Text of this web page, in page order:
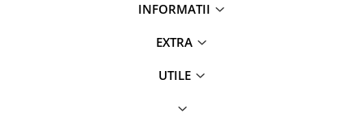
INFORMATII
EXTRA
UTILE